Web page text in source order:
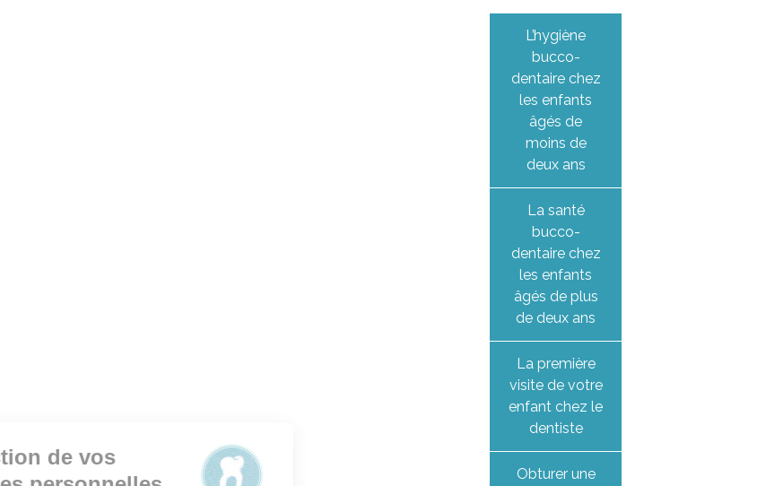
L’hygiène
bucco-
dentaire chez
les enfants
âgés de
moins de
deux ans
La santé
bucco-
dentaire chez
les enfants
âgés de plus
de deux ans
La première
visite de votre
enfant chez le
dentiste
Obturer une